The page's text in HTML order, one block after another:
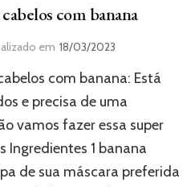
com banana
em 18/03/2023
com banana: Está
e precisa de uma
vamos fazer essa super
1 banana
de sua máscara preferida